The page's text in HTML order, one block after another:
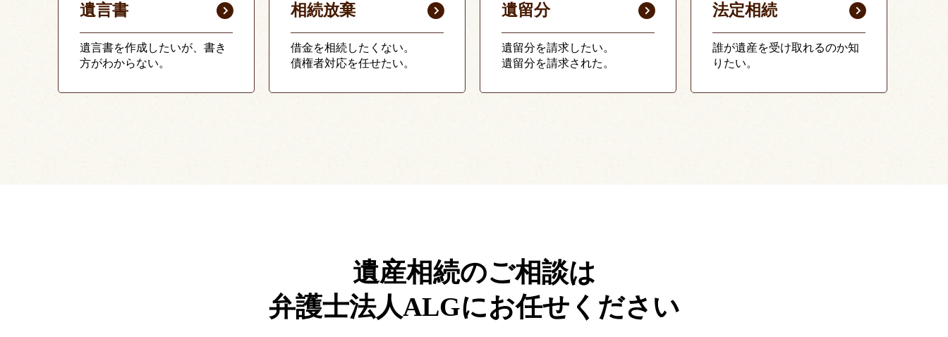
遺言書
遺言書を作成したいが、書き
方がわからない。
相続放棄
借金を相続したくない。
債権者対応を任せたい。
遺留分
遺留分を請求したい。
遺留分を請求された。
法定相続
誰が遺産を受け取れるのか知
りたい。
遺産相続のご相談は
弁護士法人ALGにお任せください